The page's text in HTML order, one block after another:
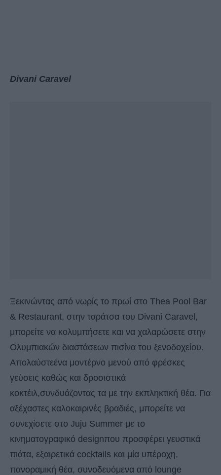
Divani Caravel
Ξεκινώντας από νωρίς το πρωί στο Thea Pool Bar
& Restaurant, στην ταράτσα του Divani Caravel,
μπορείτε να κολυμπήσετε και να χαλαρώσετε στην
Ολυμπιακών διαστάσεων πισίνα του ξενοδοχείου.
Απολαύστεένα μοντέρνο μενού από φρέσκες
γεύσεις καθώς και δροσιστικά
κοκτέιλ,συνδυάζοντας τα με την εκπληκτική θέα. Για
αξέχαστες καλοκαιρινές βραδιές, μπορείτε να
συνεχίσετε στο Juju Summer με το
κινηματογραφικό designπου προσφέρει γευστικά
πιάτα, εξαιρετικά cocktails και μία υπέροχη,
πανοραμική θέα, συνοδευόμενα από lounge